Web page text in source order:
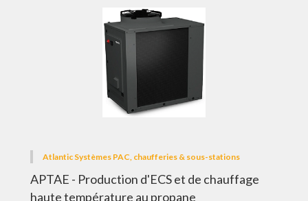
Atlantic Systèmes PAC, chaufferies & sous-stations
APTAE - Production d'ECS et de chauffage
haute température au propane